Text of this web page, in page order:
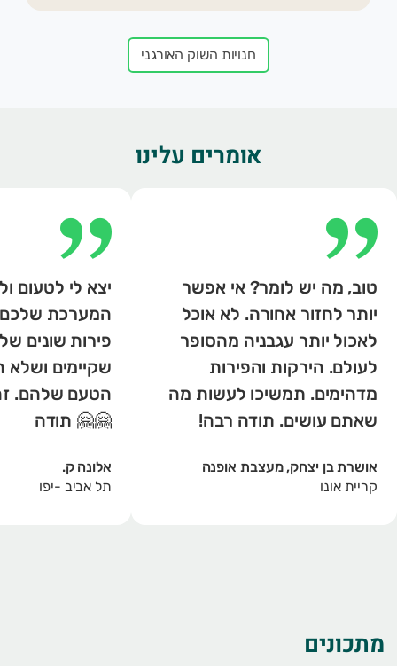
חנויות השוק האורגני
אומרים עלינו
טוב, מה יש לומר? אי אפשר
יותר לחזור אחורה. לא אוכל
לאכול יותר עגבניה מהסופר
לעולם. הירקות והפירות
מדהימים. תמשיכו לעשות מה
שאתם עושים. תודה רבה!
אושרת בן יצחק, מעצבת אופנה
קריית אונו
יצא לי לטעום
המערכת
פירות שונים
שקיימים
הטעם שלהם.
🤗🤗 תודה
אלונה ק.
תל אביב -יפו
מתכונים